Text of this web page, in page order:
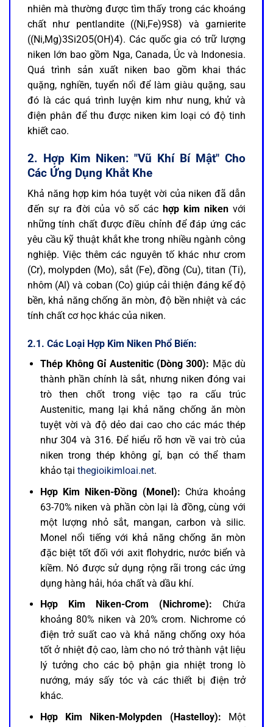
nhiên mà thường được tìm thấy trong các khoáng
chất như pentlandite ((Ni,Fe)9S8) và garnierite
((Ni,Mg)3Si2O5(OH)4). Các quốc gia có trữ lượng
niken lớn bao gồm Nga, Canada, Úc và Indonesia.
Quá trình sản xuất niken bao gồm khai thác
quặng, nghiền, tuyển nổi để làm giàu quặng, sau
đó là các quá trình luyện kim như nung, khử và
điện phân để thu được niken kim loại có độ tinh
khiết cao.
2. Hợp Kim Niken: "Vũ Khí Bí Mật" Cho
Các Ứng Dụng Khắt Khe
Khả năng hợp kim hóa tuyệt vời của niken đã dẫn
đến sự ra đời của vô số các hợp kim niken với
những tính chất được điều chỉnh để đáp ứng các
yêu cầu kỹ thuật khắt khe trong nhiều ngành công
nghiệp. Việc thêm các nguyên tố khác như crom
(Cr), molypden (Mo), sắt (Fe), đồng (Cu), titan (Ti),
nhôm (Al) và coban (Co) giúp cải thiện đáng kể độ
bền, khả năng chống ăn mòn, độ bền nhiệt và các
tính chất cơ học khác của niken.
2.1. Các Loại Hợp Kim Niken Phổ Biến:
Thép Không Gỉ Austenitic (Dòng 300): Mặc dù
thành phần chính là sắt, nhưng niken đóng vai
trò then chốt trong việc tạo ra cấu trúc
Austenitic, mang lại khả năng chống ăn mòn
tuyệt vời và độ dẻo dai cao cho các mác thép
như 304 và 316. Để hiểu rõ hơn về vai trò của
niken trong thép không gỉ, bạn có thể tham
khảo tại thegioikimloai.net.
Hợp Kim Niken-Đồng (Monel): Chứa khoảng
63-70% niken và phần còn lại là đồng, cùng với
một lượng nhỏ sắt, mangan, carbon và silic.
Monel nổi tiếng với khả năng chống ăn mòn
đặc biệt tốt đối với axit flohydric, nước biển và
kiềm. Nó được sử dụng rộng rãi trong các ứng
dụng hàng hải, hóa chất và dầu khí.
Hợp Kim Niken-Crom (Nichrome): Chứa
khoảng 80% niken và 20% crom. Nichrome có
điện trở suất cao và khả năng chống oxy hóa
tốt ở nhiệt độ cao, làm cho nó trở thành vật liệu
lý tưởng cho các bộ phận gia nhiệt trong lò
nướng, máy sấy tóc và các thiết bị điện trở
khác.
Hợp Kim Niken-Molypden (Hastelloy): Một